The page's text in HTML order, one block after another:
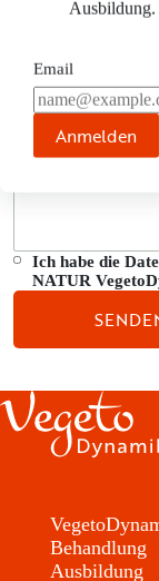
Ausbildung.
Email
Anmelden
Ich habe die
NATUR
Behandlung
Ausbildung